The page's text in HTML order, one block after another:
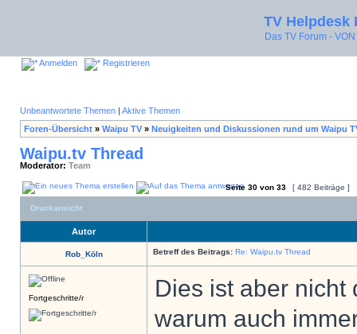
TV Helpdesk
Das TV Forum -
Anmelden Registrieren
Unbeantwortete Themen | Aktive Themen
Foren-Übersicht » Waipu TV » Neuigkeiten und Diskussionen rund um Waipu
Waipu.tv Thread
Moderator: Team
Seite 30 von 33 [ 482 Beiträge ]
Druckansicht
Autor
Rob_Köln Betreff des Beitrags: Re: Waipu.tv Thread
Fortgeschritte/r
Dies ist aber nicht
warum auch